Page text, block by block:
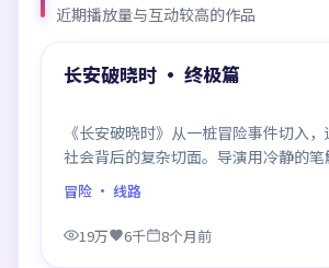
近期播放量与互动较高的作品
热门
长安破晓时 · 终极篇
《长安破晓时》从一桩冒险事件切入
社会背后的复杂切面。导演用冷静的
扎，沉浸感极强，看完后劲十足。
冒险 · 线路
19万 6千 8个月前